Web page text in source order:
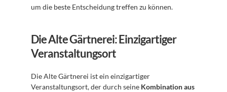
um die beste Entscheidung treffen zu können.
Die Alte Gärtnerei: Einzigartiger
Veranstaltungsort
Die Alte Gärtnerei ist ein einzigartiger
Veranstaltungsort, der durch seine Kombination aus